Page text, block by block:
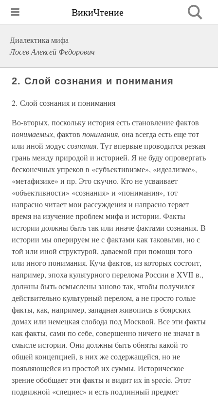
ВикиЧтение
Диалектика мифа
Лосев Алексей Федорович
2. Слой сознания и понимания
2. Слой сознания и понимания
Во-вторых, поскольку история есть становление фактов
понимаемых, фактов понимания, она всегда есть еще тот
или иной модуссознания. Тут впервые проводится резкая
грань между природой и историей. Я не буду опровергать
бесконечных упреков в «субъективизме», «идеализме»,
«метафизике» и пр. Это скучно. Кто не усваивает
«объективности» «сознания» и «понимания», тот
напрасно читает мои рассуждения и напрасно теряет
время на изучение проблем мифа и истории. Факты
истории должны быть так или иначе фактами сознания. В
истории мы оперируем не с фактами как таковыми, но с
той или иной структурой, даваемой при помощи того
или иного понимания. Куча фактов, из которых состоит,
например, эпоха культурного перелома России в XVII в.,
должны быть осмыслены заново так, чтобы получился
действительно культурный перелом, а не просто голые
факты, как, например, западная живопись в боярских
домах или немецкая слобода под Москвой. Все эти факты
как факты, сами по себе, совершенно ничего не значат в
смысле истории. Они должны быть обняты какой-то
общей концепцией, в них же содержащейся, но не
появляющейся из простой их суммы. Историческое
зрение обобщает эти факты и видит их in specie. Этот
подвижной «специес» и есть подлинный предмет